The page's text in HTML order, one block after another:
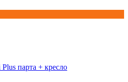
парта + кресло